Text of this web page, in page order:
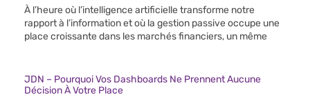
À l’heure où l’intelligence artificielle transforme notre
rapport à l’information et où la gestion passive occupe une
place croissante dans les marchés financiers, un même
JDN – Pourquoi Vos Dashboards Ne Prennent Aucune
Décision À Votre Place